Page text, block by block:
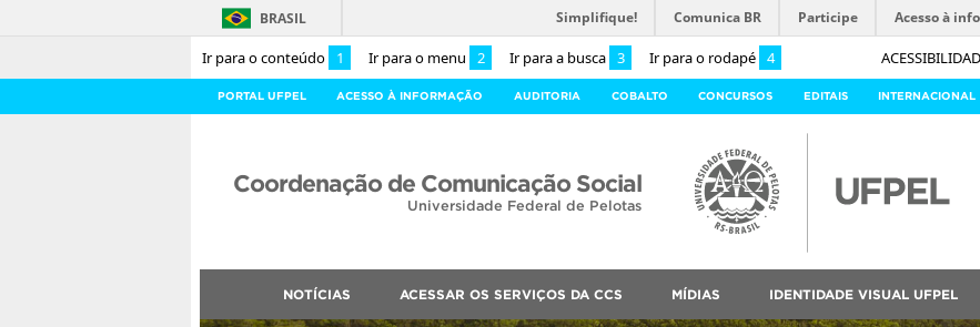
Ir para o conteúdo 1 Ir para o menu 2 Ir para a busca 3 Ir para o rodapé 4
BRASIL Simplifique! Comunica BR Participe Acesso à
PORTAL UFPEL ACESSO À INFORMAÇÃO AUDITORIA COBALTO CONCURSOS EDITAIS INTERNACIONAL
Coordenação de Comunicação Social
Universidade Federal de Pelotas
NOTÍCIAS ACESSAR OS SERVIÇOS DA CCS MÍDIAS IDENTIDADE VISUAL UFPEL